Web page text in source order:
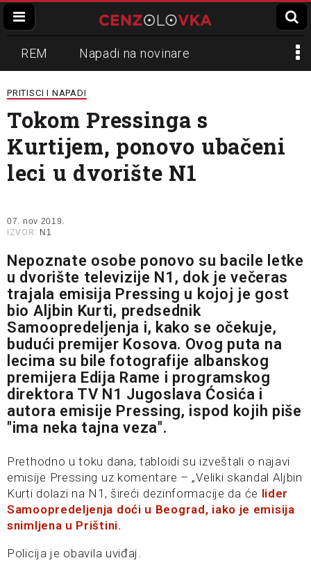
REM Napadi na novinare
Zvučni top
Propaganda Lokalni mediji
Informer Slavko Ćuruvija
PRITISCI I NAPADI
Tokom Pressinga s
Kurtijem, ponovo ubačeni
leci u dvorište N1
07. nov 2019.
IZVOR: N1
Nepoznate osobe ponovo su bacile letke
u dvorište televizije N1, dok je večeras
trajala emisija Pressing u kojoj je gost
bio Aljbin Kurti, predsednik
Samoopredeljenja i, kako se očekuje,
budući premijer Kosova. Ovog puta na
lecima su bile fotografije albanskog
premijera Edija Rame i programskog
direktora TV N1 Jugoslava Ćosića i
autora emisije Pressing, ispod kojih piše
"ima neka tajna veza".
Prethodno u toku dana, tabloidi su izveštali o najavi
emisije Pressing uz komentare – „Veliki skandal Aljbin
Kurti dolazi na N1, šireći dezinformacije da će lider
Samoopredeljenja doći u Beograd, iako je emisija
snimljena u Prištini.
Policija je obavila uviđaj.